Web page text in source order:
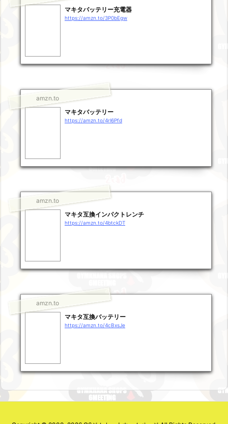
マキタバッテリー充電器
https://amzn.to/3P0bEgw
amzn.to
マキタバッテリー
https://amzn.to/4rl6Pfd
amzn.to
マキタ互換インパクトレンチ
https://amzn.to/4btckDT
amzn.to
マキタ互換バッテリー
https://amzn.to/4cBxsJe